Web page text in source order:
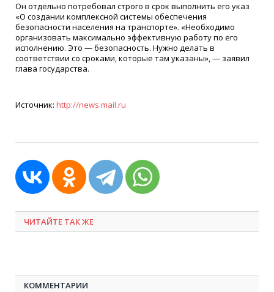
Он отдельно потребовал строго в срок выполнить его указ
«О создании комплексной системы обеспечения
безопасности населения на транспорте». «Необходимо
организовать максимально эффективную работу по его
исполнению. Это — безопасность. Нужно делать в
соответствии со сроками, которые там указаны», — заявил
глава государства.
Источник: http://news.mail.ru
ЧИТАЙТЕ ТАК ЖЕ
КОММЕНТАРИИ